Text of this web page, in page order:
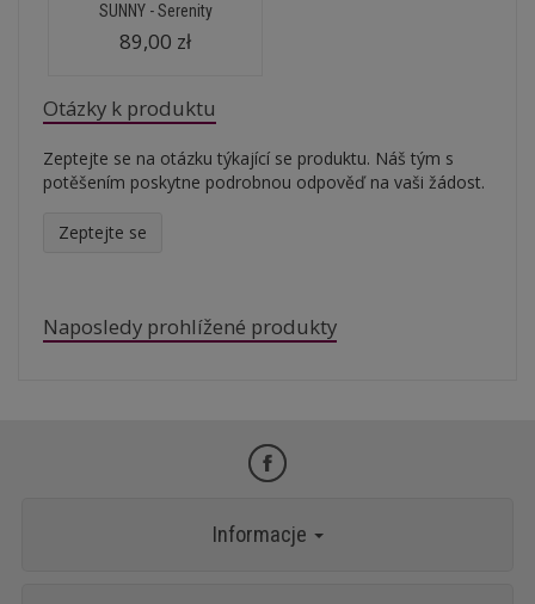
SUNNY - Serenity
89,00 zł
Otázky k produktu
Zeptejte se na otázku týkající se produktu. Náš tým s
potěšením poskytne podrobnou odpověď na vaši žádost.
Zeptejte se
Naposledy prohlížené produkty
Informacje